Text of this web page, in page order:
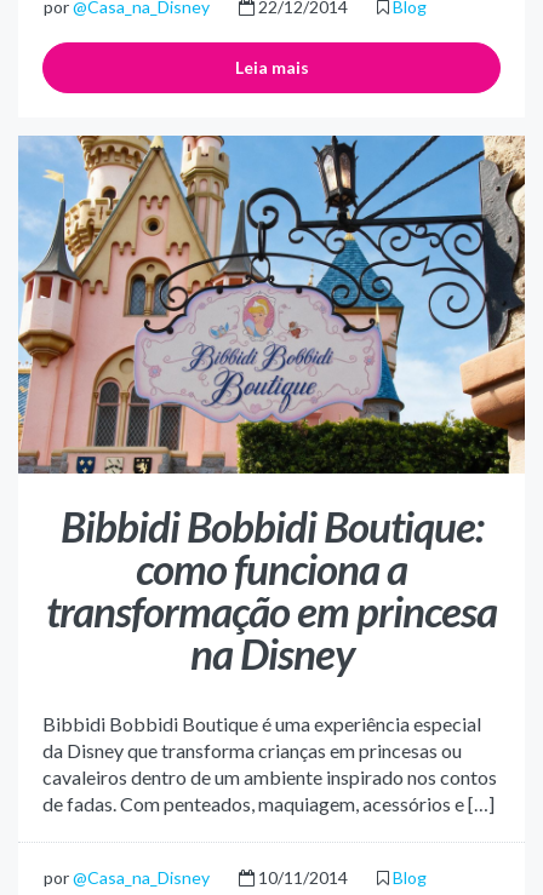
por@Casa_na_Disney 22/12/2014 Blog
Leia mais
Bibbidi Bobbidi Boutique:
como funciona a
transformação em princesa
na Disney
Bibbidi Bobbidi Boutique é uma experiência especial
da Disney que transforma crianças em princesas ou
cavaleiros dentro de um ambiente inspirado nos contos
de fadas. Com penteados, maquiagem, acessórios e […]
por@Casa_na_Disney 10/11/2014 Blog